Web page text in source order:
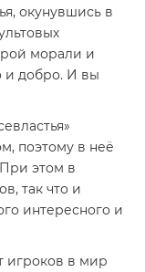
окунувшись в
морали и
и добро. И вы
поэтому в неё
этом в
так что и
интересного и
игроков в мир